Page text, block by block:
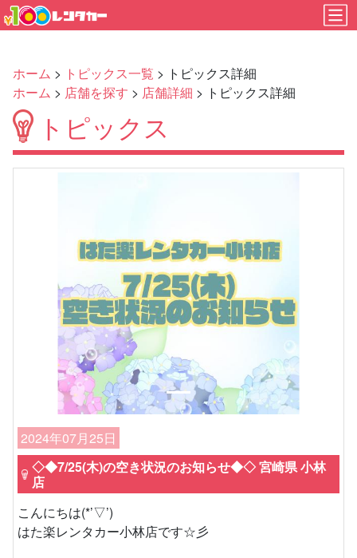
ホーム > トピックス一覧 > トピックス詳細
ホーム > 店舗を探す > 店舗詳細 > トピックス詳細
トピックス
Previous
2024年07月25日
◇◆7/25(木)の空き状況のお知らせ◆◇ 宮崎県 小林
店
こんにちは(*’▽’)
はた楽レンタカー小林店です☆彡